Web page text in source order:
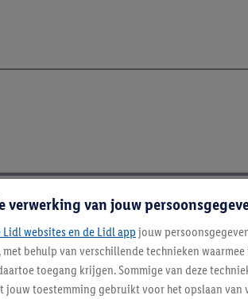
verwerking van jouw
websites en de Lidl app jouw
behulp van verschillende technieken
toegang krijgen. Sommige van deze
jouw toestemming gebruikt voor het opslaan